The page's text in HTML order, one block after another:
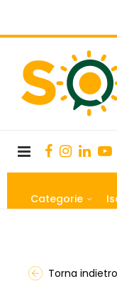
Categorie
Torna indietro